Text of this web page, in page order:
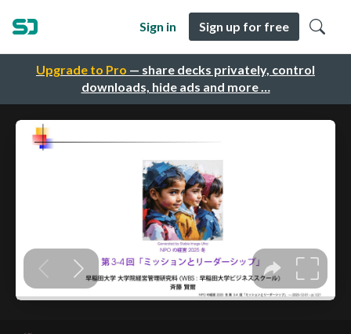
Upgrade to Pro — share decks privately, control
downloads, hide ads and more …
Sign in Sign up for free